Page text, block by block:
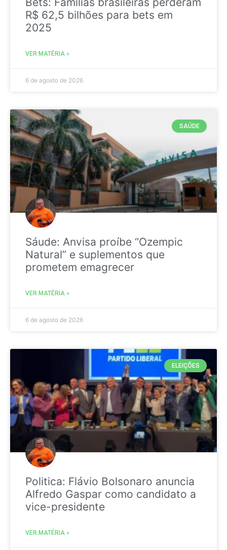
R$ 62,5 bilhões para bets em
2025
VER MATÉRIA »
6 de agosto de 2026
SAÚDE
Sáude: Anvisa proíbe “Ozempic
Natural” e suplementos que
prometem emagrecer
VER MATÉRIA »
6 de agosto de 2026
ELEIÇÕES
Politica: Flávio Bolsonaro anuncia
Alfredo Gaspar como candidato a
vice-presidente
VER MATÉRIA »